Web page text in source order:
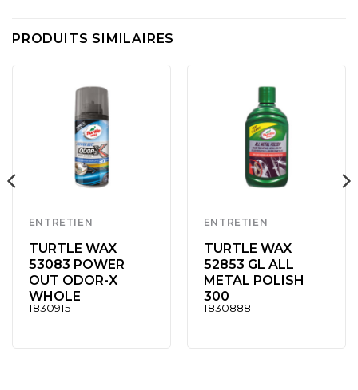
PRODUITS SIMILAIRES
ENTRETIEN
TURTLE WAX
53083 POWER
OUT ODOR-X
WHOLE
1830915
ENTRETIEN
TURTLE WAX
52853 GL ALL
METAL POLISH
300
1830888